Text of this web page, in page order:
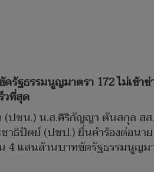
รัฐธรรมนูญมาตรา 172 ไม่เข้าข่
วที่สุด
(ปชน.) น.ส.ศิริกัญญา ตันสกุล ส
าธิปัตย์ (ปชป.) ยื่นคำร้องต่อนาย
4 แสนล้านบาทขัดรัฐธรรมนูญม